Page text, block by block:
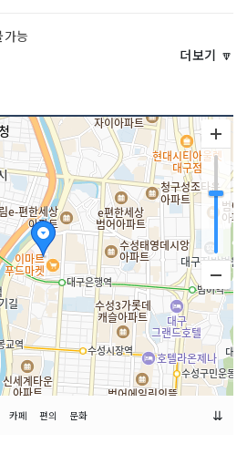
가능
더보기 🔽
카페 편의 문화 ⇊